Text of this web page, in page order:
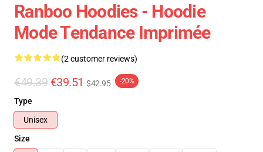
Ranboo Hoodies - Hoodie
Mode Tendance Imprimée
(2 customer reviews)
€49.39 €39.51 $42.95 -20%
Type
Unisex
Size